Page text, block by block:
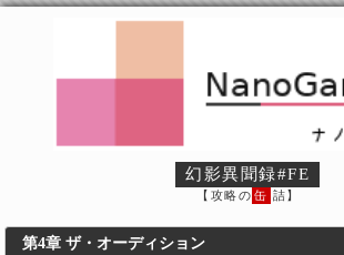
幻影異聞録#FE
【攻略の 缶 詰】
第4章 ザ・オーディション